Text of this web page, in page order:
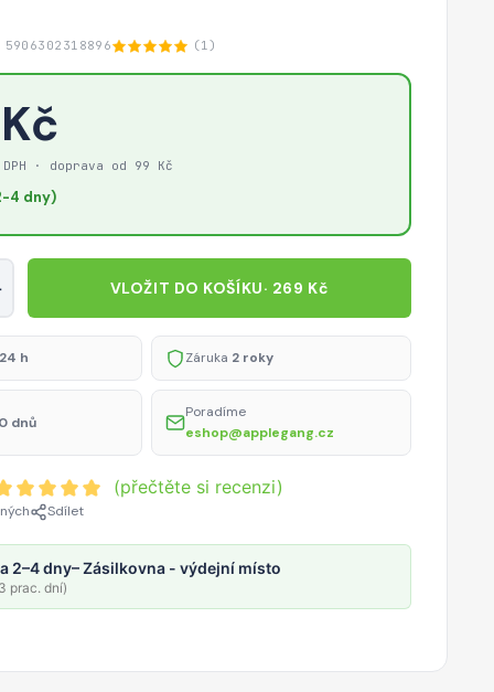
(1)
· doprava od 99 Kč
4 dny)
VLOŽIT DO KOŠÍKU· 269 Kč
h Záruka 2 roky
dnů
Poradíme
eshop@applegang.cz
(přečtěte si recenzi)
Sdílet
2–4 dny– Zásilkovna - výdejní místo
prac. dní)